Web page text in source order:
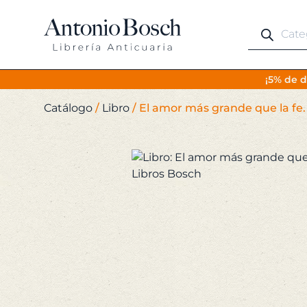
de
productos
¡5% de
Catálogo / Libro / El amor más grande que la fe.